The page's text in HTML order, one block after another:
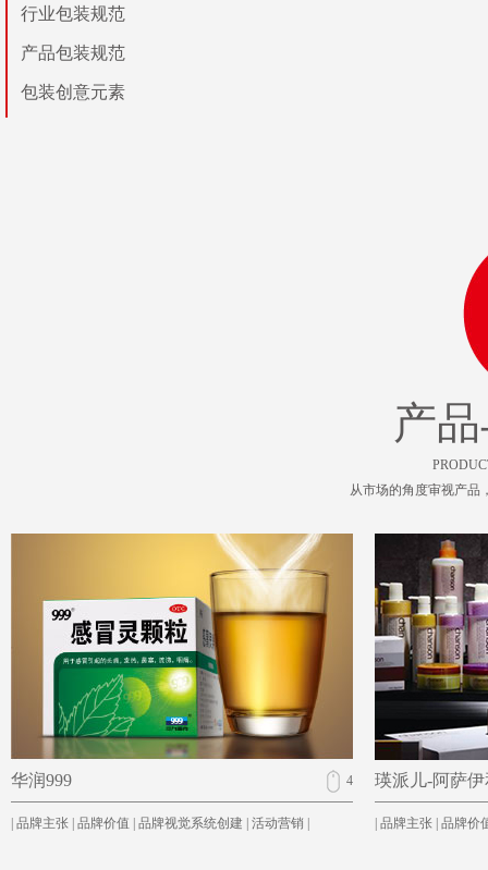
行业包装规范
产品包装规范
包装创意元素
产
从市场的角度审视产品
4
华润999
| 品牌主张 | 品牌价值 | 品牌视觉系统创建 | 活动营销 |
瑛派儿-阿萨
| 品牌主张 | 品牌